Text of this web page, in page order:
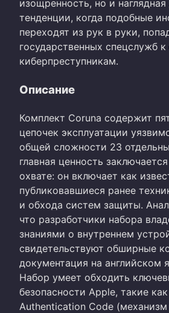
изощренность, но и
тенденции, когда подобные
переходят из рук в руки,
государственных спецслужб
киберпреступникам.
Описание
Комплект Coruna содержит
цепочек эксплуатации
общей сложности 23
главная ценность
охвате: он включает как
публиковавшиеся ранее
и обхода систем защиты.
что разработчики набора
знаниями о внутреннем
свидетельствуют обширные
документация на английском
Набор умеет обходить
безопасности Apple, такие
Authentication Code